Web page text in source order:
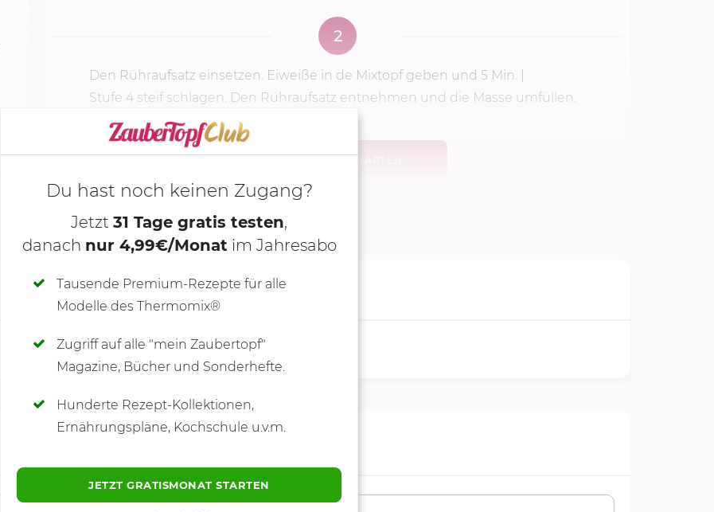
2
Den Rühraufsatz einsetzen. Eiweiße in de Mixtopf geben und 5 Min.
Stufe 4 steif schlagen. Den Rühraufsatz entnehmen und die Masse umfüllen.
SCHREIBE NEUE NOTIZ
Du hast noch keinen Zugang?
Jetzt 31 Tage gratis testen,
danach nur 4,99€/Monat im Jahresabo
Tausende Premium-Rezepte für alle
Modelle des Thermomix®
Zugriff auf alle "mein Zaubertopf"
Magazine, Bücher und Sonderhefte.
Hunderte Rezept-Kollektionen,
Ernährungspläne, Kochschule u.v.m.
JETZT GRATISMONAT STARTEN